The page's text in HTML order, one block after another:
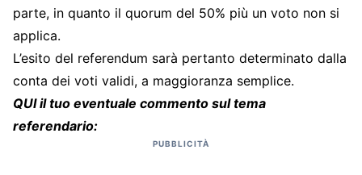
parte, in quanto il quorum del 50% più un voto non si
applica.
L’esito del referendum sarà pertanto determinato dalla
conta dei voti validi, a maggioranza semplice.
QUI il tuo eventuale commento sul tema
referendario:
PUBBLICITÀ